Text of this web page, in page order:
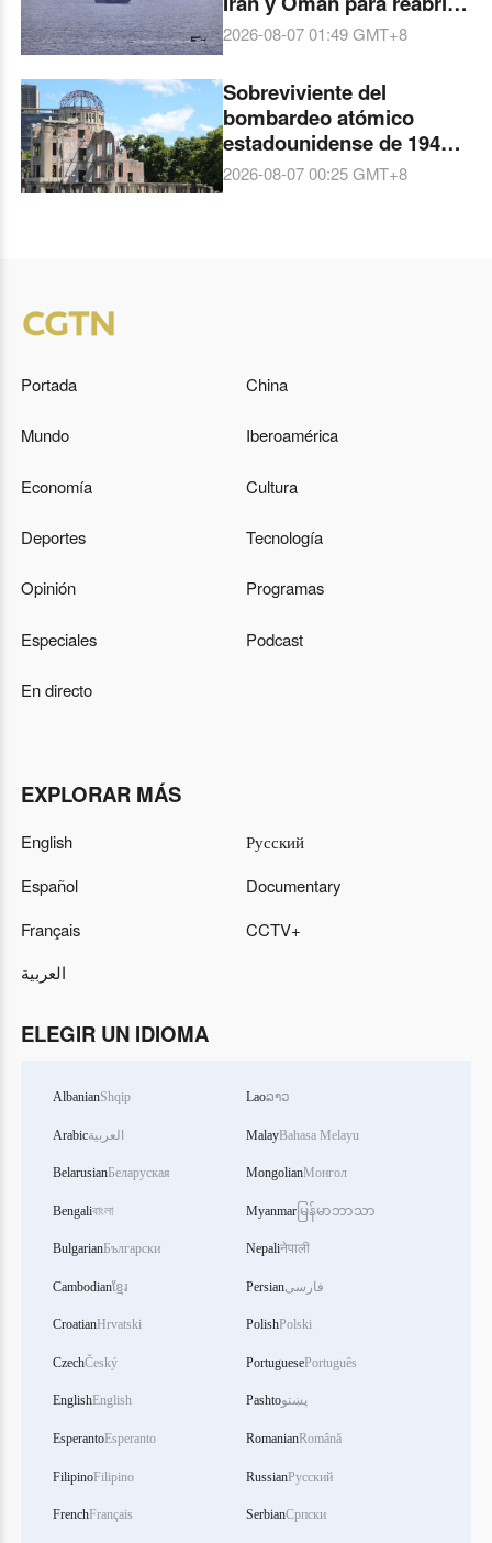
el estrecho de Ormuz
2026-08-07 01:49GMT+8
Sobreviviente del
bombardeo atómico
estadounidense de 1945
en Hiroshima dice que
2026-08-07 00:25GMT+8
Portada China
Mundo Iberoamérica
Economía Cultura
Deportes Tecnología
Opinión Programas
Especiales Podcast
En directo
EXPLORAR MÁS
English
Español
Français
العربية
Русский
Documentary
CCTV+
ELEGIR UN IDIOMA
AlbanianShqip
Arabicالعربية
BelarusianБеларуская
Bengaliবাংলা
BulgarianБългарски
Cambodianខ្មែរ
CroatianHrvatski
CzechČeský
EnglishEnglish
EsperantoEsperanto
FilipinoFilipino
FrenchFrançais
Laoລາວ
MalayBahasa Melayu
MongolianМонгол
Myanmar မြန်မာဘာသာ
Nepaliनेपाली
Persianفارسی
PolishPolski
PortuguesePortuguês
Pashtoپښتو
RomanianRomână
RussianРусский
SerbianСрпски